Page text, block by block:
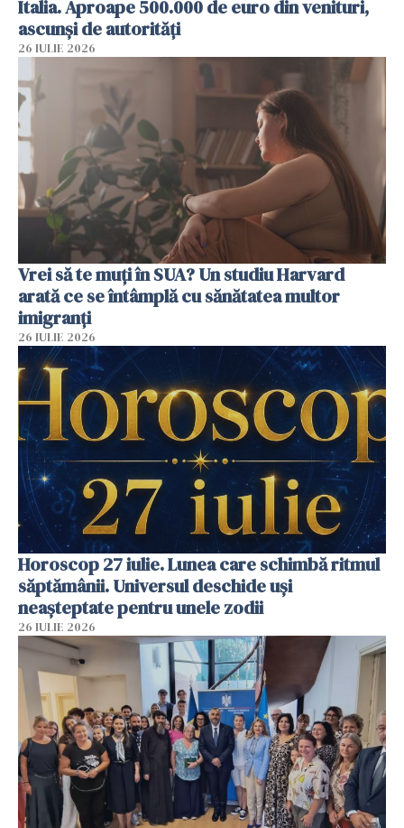
Italia. Aproape 500.000 de euro din venituri,
ascunși de autorități
26 IULIE 2026
Vrei să te muți în SUA? Un studiu Harvard
arată ce se întâmplă cu sănătatea multor
imigranți
26 IULIE 2026
Horoscop 27 iulie. Lunea care schimbă ritmul
săptămânii. Universul deschide uși
neașteptate pentru unele zodii
26 IULIE 2026